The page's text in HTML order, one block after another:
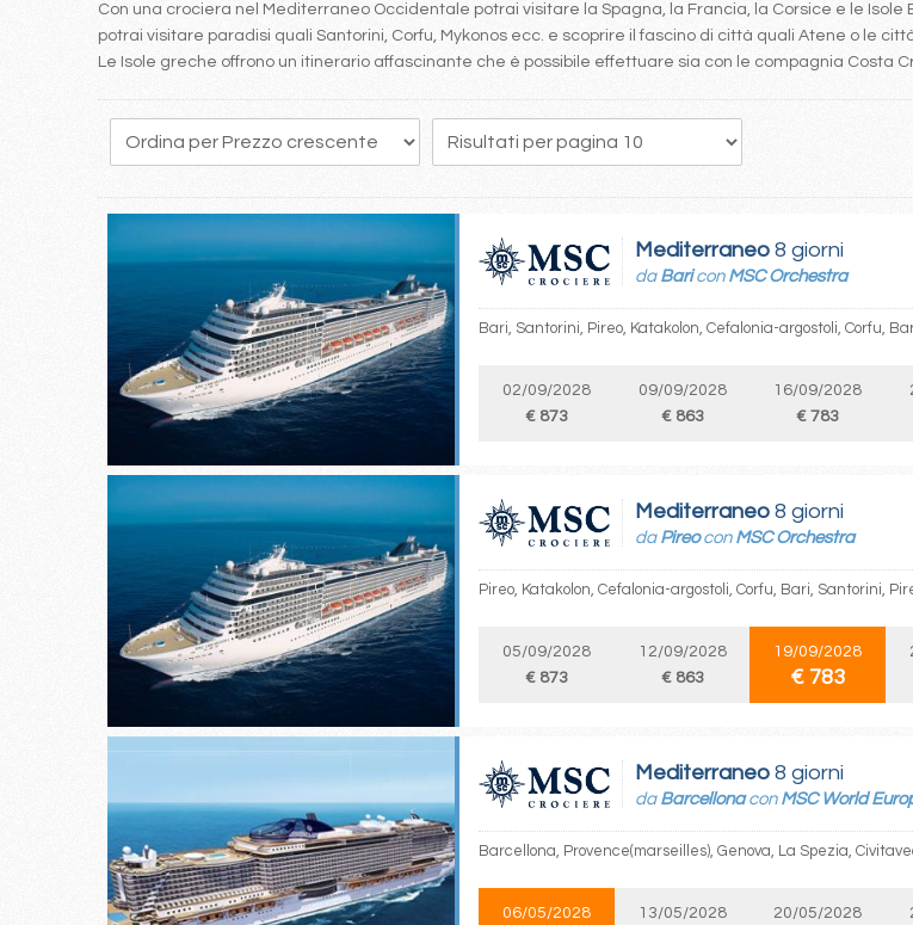
Con una crociera nel Mediterraneo Occidentale potrai visitare la Spagna, la Francia, la Corsice e le
potrai visitare paradisi quali Santorini, Corfu, Mykonos ecc. e scoprire il fascino di città quali Atene o le
Le Isole greche offrono un itinerario affascinante che è possibile effettuare sia con le compagnia Costa
132 133 134 135 136 137 138 139 140 142
Mediterraneo 8 giorni
da Baricon MSC Orchestra
Bari, Santorini, Pireo, Katakolon, Cefalonia-argostoli, Corfu,
02/09/2028
€ 873
09/09/2028
€ 863
16/09/2028
€ 783
Mediterraneo 8 giorni
da Pireocon MSC Orchestra
Pireo, Katakolon, Cefalonia-argostoli, Corfu, Bari, Santorini,
05/09/2028
€ 873
12/09/2028
€ 863
19/09/2028
€ 783
Mediterraneo 8 giorni
da Barcellonacon MSC World
Barcellona, Provence(marseilles), Genova, La Spezia,
06/05/2028
13/05/2028
20/05/2028